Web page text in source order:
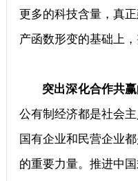
更多的科技含量，真
产函数形变的基础上
突出深化合作共赢
公有制经济都是社会
国有企业和民营企业
的重要力量。推进中